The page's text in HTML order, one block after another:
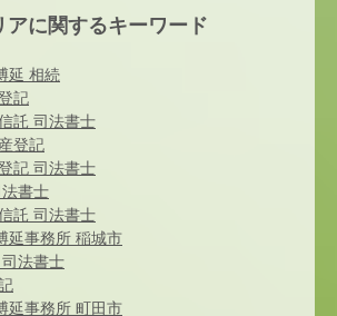
アに関するキーワード
延 相続
記
託 司法書士
登記
記 司法書士
書士
託 司法書士
延事務所 稲城市
法書士
延事務所 町田市